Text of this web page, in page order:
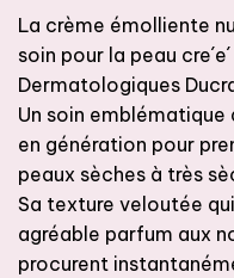
La crème émolliente
soin pour la peau
Dermatologiques
Un soin
en génération pour
peaux sèches à très
Sa texture veloutée
agréable parfum aux
procurent